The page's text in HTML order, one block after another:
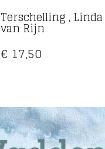
Terschelling , Linda
van Rijn
€ 17,50